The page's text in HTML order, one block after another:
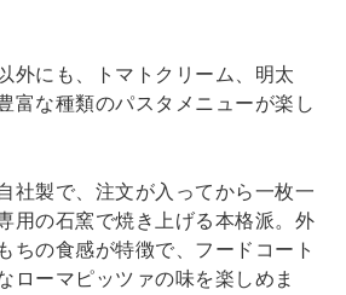
外にも、トマトクリーム、明太
富な種類のパスタメニューが楽し
社製で、注文が入ってから一枚一
用の石窯で焼き上げる本格派。外
ちの食感が特徴で、フードコート
ローマピッツァの味を楽しめま